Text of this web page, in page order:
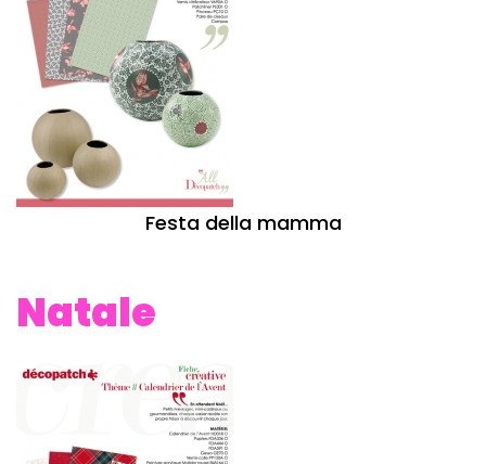
Festa della mamma
Natale